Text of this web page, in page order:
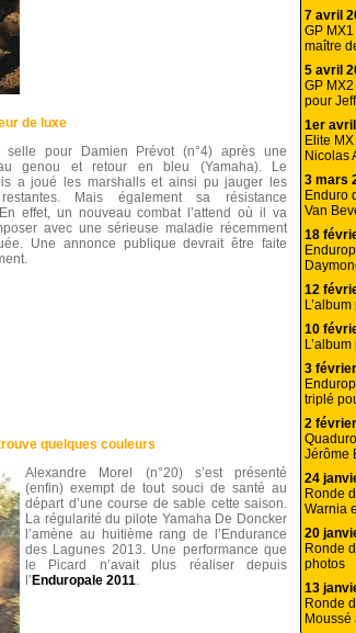
de luxe
selle pour Damien Prévot (n°4) après une
genou et retour en bleu (Yamaha). Le
a joué les marshalls et ainsi pu jauger les
Mais également sa résistance
effet, un nouveau combat l’attend où il va
avec une sérieuse maladie récemment
Une annonce publique devrait être faite
quelques couleurs
Alexandre Morel (n°20) s’est présenté
(enfin) exempt de tout souci de santé au
départ d’une course de sable cette saison.
La régularité du pilote Yamaha De Doncker
l’amène au huitième rang de l’Endurance
des Lagunes 2013. Une performance que
le Picard n’avait plus réaliser depuis
l’ Enduropale 2011.
7 avril
GP
maître
5 avril
GP
pour
1er
Elite
Nicolas
3 mars
Enduro
Van
18
12
10
3
triplé
2
Jérôme
24
Ronde
Warnia
20
Ronde
photos
13
Ronde